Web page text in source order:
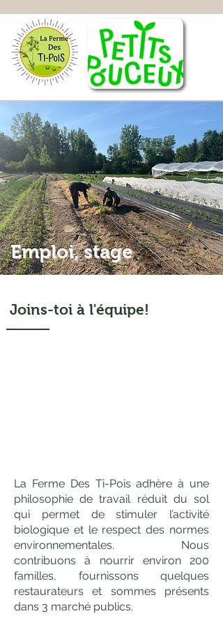
Emploi, stage
Joins-toi à l'équipe!
La Ferme Des Ti-Pois adhère à une
philosophie de travail réduit du sol
qui permet de stimuler l’activité
biologique et le respect des normes
environnementales. Nous
contribuons à nourrir environ 200
familles, fournissons quelques
restaurateurs et sommes présents
dans 3 marché publics.